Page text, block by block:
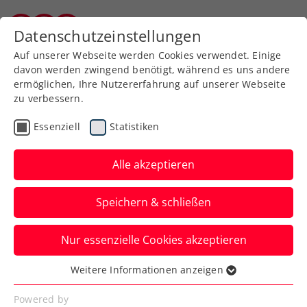
Zurück zur Newsübersicht
Turniere
BTV-Hallen-
Landesmeisterschaften:
Kim Kühbauer und David
Pichler neue Meister
Mittlerweile traditionell standen zu
Beginn des Jahres die Hallen-
Landesmeisterschaften auf dem
Datenschutzeinstellungen
Auf unserer Webseite werden Cookies verwendet. Einige
davon werden zwingend benötigt, während es uns andere
ermöglichen, Ihre Nutzererfahrung auf unserer Webseite
zu verbessern.
Essenziell Statistiken
Alle akzeptieren
Speichern & schließen
Nur essenzielle Cookies akzeptieren
Essenziell
Essenzielle Cookies werden für grundlegende
Weitere Informationen anzeigen
Powered by